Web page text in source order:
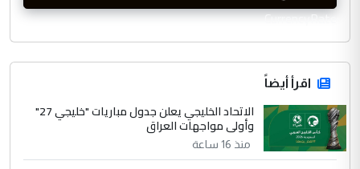
CurrencyRate
اقرأ أيضاً
الاتحاد الخليجي يعلن جدول مباريات "خليجي 27"
وأولى مواجهات العراق
منذ 16 ساعة